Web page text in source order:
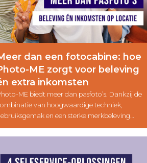
dan een fotocabine: hoe
ME zorgt voor beleving
extra inkomsten
ME biedt meer dan pasfoto’s. Dankzij de
van hoogwaardige techniek,
en een sterke merkbeleving
maar ook structurele inkomsten voor
aan klanttevredenheid én rendement.